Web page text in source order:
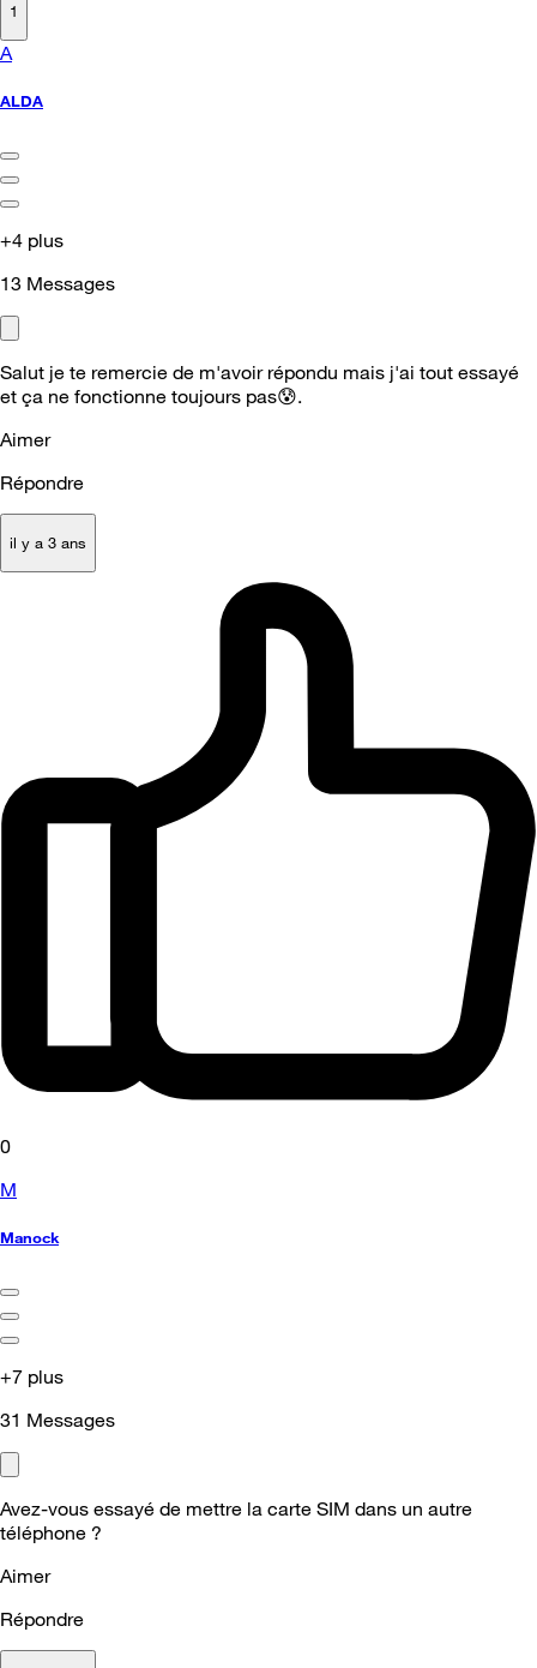
1
A
ALDA
+4 plus
13 Messages
Salut je te remercie de m'avoir répondu mais j'ai tout essayé
et ça ne fonctionne toujours pas😰.
Aimer
Répondre
il y a 3 ans
0
M
Manock
+7 plus
31 Messages
Avez-vous essayé de mettre la carte SIM dans un autre
téléphone ?
Aimer
Répondre